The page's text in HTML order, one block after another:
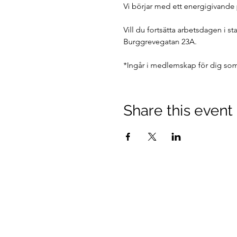
Vi börjar med ett energigivande
Vill du fortsätta arbetsdagen i
Burggrevegatan 23A.
*Ingår i medlemskap för dig
Share this event